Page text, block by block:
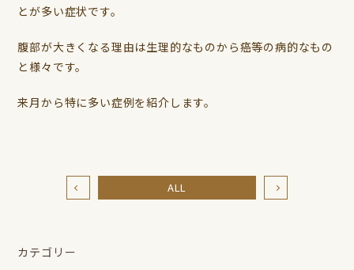
カテゴリー
とが多い症状です。
腹部が大きくなる理由は生理的なものから癌等の病的なもの
と様々です。
来月から特に多い症例を紹介します。
ALL